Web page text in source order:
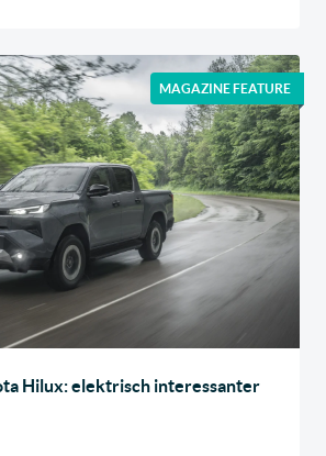
MAGAZINE FEATURE
Hilux: elektrisch interessanter